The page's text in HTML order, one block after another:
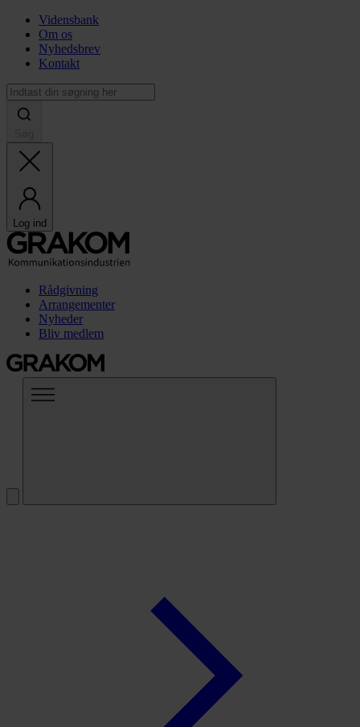
Vidensbank
Om os
Nyhedsbrev
Kontakt
Log ind
Rådgivning
Arrangementer
Nyheder
Bliv medlem